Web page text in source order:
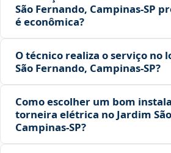
São Fernando, Campinas‑SP
é econômica?
O técnico realiza o serviço no
São Fernando, Campinas‑SP?
Como escolher um bom
torneira elétrica no Jardim
Campinas‑SP?